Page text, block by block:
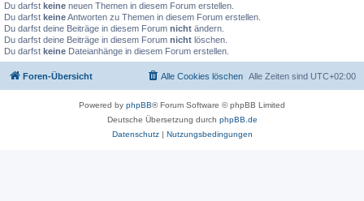
Du darfst keine neuen Themen in diesem Forum erstellen.
Du darfst keineAntworten zu Themen in diesem Forum erstellen.
Du darfst deine Beiträge in diesem Forum nicht ändern.
Du darfst deine Beiträge in diesem Forum nicht löschen.
Du darfst keine Dateianhänge in diesem Forum erstellen.
Foren-Übersicht Alle Zeiten sind UTC+02:00
Alle Cookies löschen
Powered by phpBB® Forum Software © phpBB Limited
Deutsche Übersetzung durch phpBB.de
Datenschutz| Nutzungsbedingungen